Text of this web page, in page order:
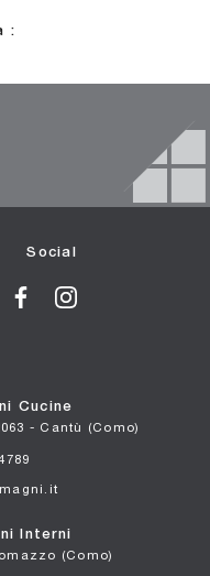
:
Social
Cucine
- Cantù (Como)
Interni
(Como)